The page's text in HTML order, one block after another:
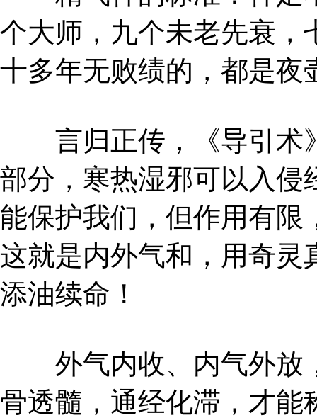
个大师，九个未老先衰，
十多年无败绩的，都是夜
言归正传，《导引术
部分，寒热湿邪可以入侵
能保护我们，但作用有限
这就是内外气和，用奇灵
添油续命！
外气内收、内气外放
骨透髓，通经化滞，才能